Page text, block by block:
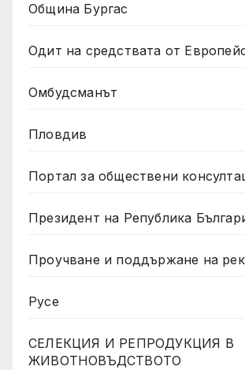
Община Бургас
Одит на средствата от
Омбудсманът
Пловдив
Портал за обществени
Президент на Република
Проучване и поддържане на
Русе
СЕЛЕКЦИЯ И РЕПРОДУКЦИЯ В
ЖИВОТНОВЪДСТВОТО